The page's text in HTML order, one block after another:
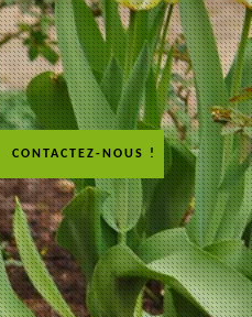
CONTACTEZ-NOUS !